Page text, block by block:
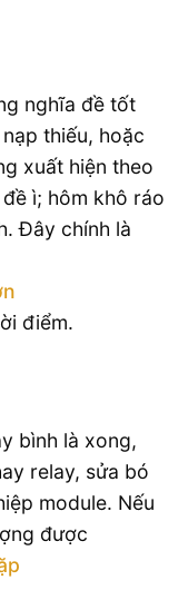
nghĩa đề tốt
thiếu, hoặc
xuất hiện theo
đề ì; hôm khô ráo
Đây chính là
điểm.
bình là xong,
relay, sửa bó
module. Nếu
được